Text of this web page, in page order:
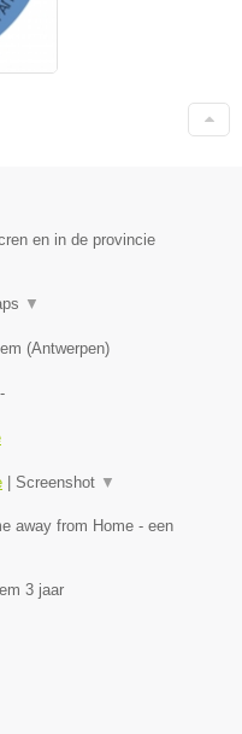
en in de provincie
▼
(Antwerpen)
-
Screenshot ▼
away from Home - een
3 jaar